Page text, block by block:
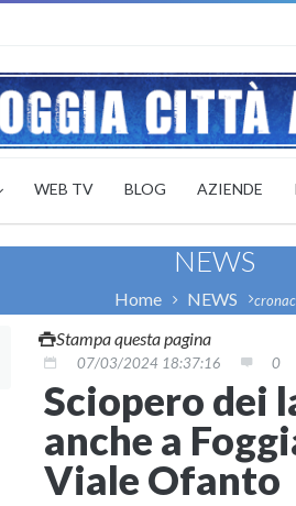
WEB TV BLOG AZIENDE
NEWS
Home NEWS
Stampa questa pagina
07/03/2024 18:37:16 0
Sciopero dei
anche a
Viale Ofanto